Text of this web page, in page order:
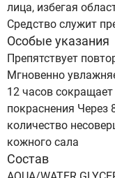
лица, избегая
Средство служит
Особые указания
Препятствует
Мгновенно
12 часов
покраснения Через
количество
кожного сала
Состав